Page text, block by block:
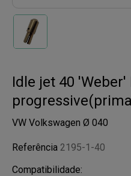
Idle jet 40 'Weber'
VW Volkswagen Ø 040
Referência 2195-1-40
Compatibilidade: